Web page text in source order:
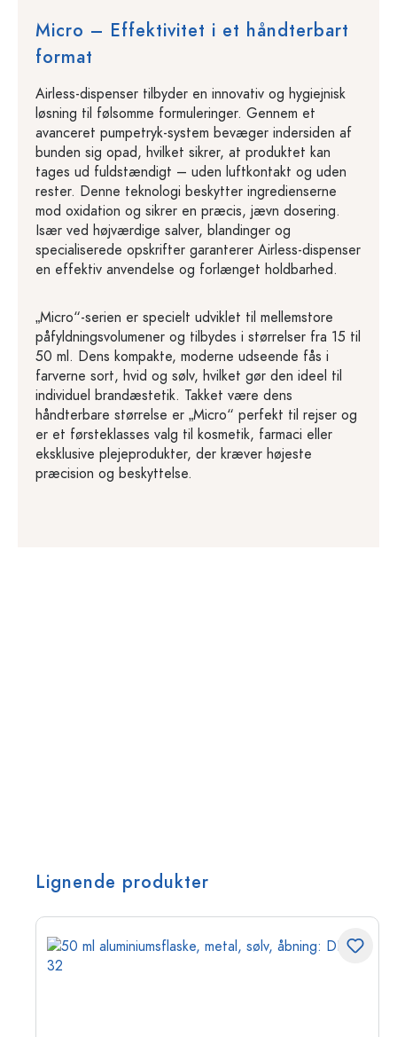
Micro – Effektivitet i et håndterbart
format
Airless-dispenser tilbyder en innovativ og hygiejnisk
løsning til følsomme formuleringer. Gennem et
avanceret pumpetryk-system bevæger indersiden af
bunden sig opad, hvilket sikrer, at produktet kan
tages ud fuldstændigt – uden luftkontakt og uden
rester. Denne teknologi beskytter ingredienserne
mod oxidation og sikrer en præcis, jævn dosering.
Især ved højværdige salver, blandinger og
specialiserede opskrifter garanterer Airless-dispenser
en effektiv anvendelse og forlænget holdbarhed.
„Micro“-serien er specielt udviklet til mellemstore
påfyldningsvolumener og tilbydes i størrelser fra 15 til
50 ml. Dens kompakte, moderne udseende fås i
farverne sort, hvid og sølv, hvilket gør den ideel til
individuel brandæstetik. Takket være dens
håndterbare størrelse er „Micro“ perfekt til rejser og
er et førsteklasses valg til kosmetik, farmaci eller
eksklusive plejeprodukter, der kræver højeste
præcision og beskyttelse.
Lignende produkter